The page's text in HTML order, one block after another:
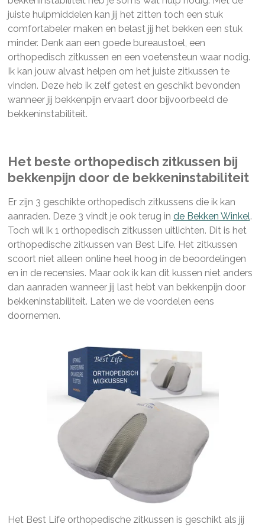
juiste hulpmiddelen kan jij het zitten toch een stuk
comfortabeler maken en belast jij het bekken een stuk
minder. Denk aan een goede bureaustoel, een
orthopedisch zitkussen en een voetensteun waar nodig.
Ik kan jouw alvast helpen om het juiste zitkussen te
vinden. Deze heb ik zelf getest en geschikt bevonden
wanneer jij bekkenpijn ervaart door bijvoorbeeld de
bekkeninstabiliteit.
Het beste orthopedisch zitkussen bij
bekkenpijn door de bekkeninstabiliteit
Er zijn 3 geschikte orthopedisch zitkussens die ik kan
aanraden. Deze 3 vindt je ook terug in de Bekken Winkel.
Toch wil ik 1 orthopedisch zitkussen uitlichten. Dit is het
orthopedische zitkussen van Best Life. Het zitkussen
scoort niet alleen online heel hoog in de beoordelingen
en in de recensies. Maar ook ik kan dit kussen niet anders
dan aanraden wanneer jij last hebt van bekkenpijn door
bekkeninstabiliteit. Laten we de voordelen eens
doornemen.
Het Best Life orthopedische zitkussen is geschikt als jij